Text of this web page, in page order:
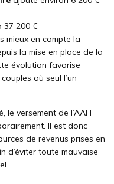
37 200 €
mieux en compte la
la mise en place de la
évolution favorise
où seul l’un
le versement de l’AAH
Il est donc
de revenus prises en
d’éviter toute mauvaise